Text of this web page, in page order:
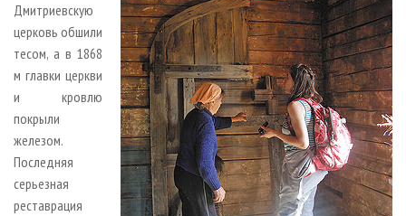
Дмитриевскую
церковь обшили
тесом, а в 1868
м главки церкви
и кровлю
покрыли
железом.
Последняя
серьезная
реставрация